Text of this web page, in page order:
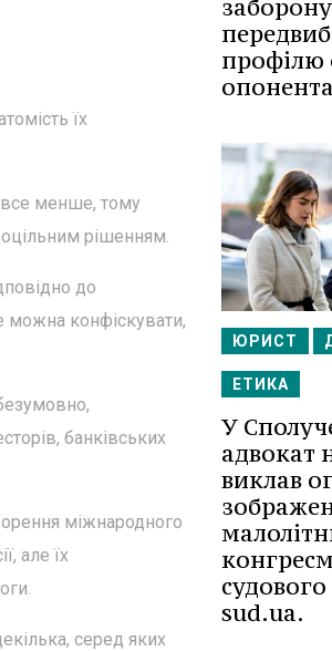
їх
все менше, тому
рішенням.
до
можна конфіскувати,
банківських
міжнародного
але їх
серед яких
профілю
ЮРИСТ
ЕТИКА
У
адвокат
виклав
sud.ua.